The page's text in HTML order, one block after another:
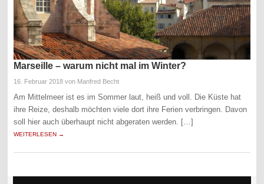
Marseille – warum nicht mal im Winter?
16. Februar 2018 von Manfred Becht
Am Mittelmeer ist es im Sommer laut, heiß und voll. Die Küste hat
ihre Reize, deshalb möchten viele dort ihre Ferien verbringen. Davon
soll hier auch überhaupt nicht abgeraten werden. […]
WEITERLESEN →